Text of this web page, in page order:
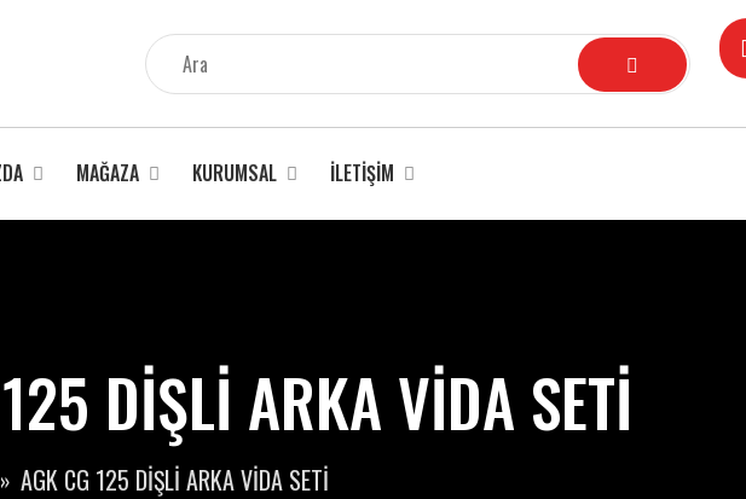
MAĞAZA KURUMSAL İLETIŞIM
DİŞLİ ARKA VİDA SETİ
AGK CG 125 DİŞLİ ARKA VİDA SETİ